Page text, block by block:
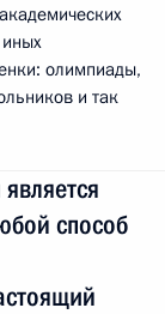
олимпиады,
и так
способ